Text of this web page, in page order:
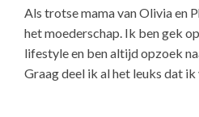
Als trotse mama van Olivia en
het moederschap. Ik ben gek
lifestyle en ben altijd opzoek
Graag deel ik al het leuks dat